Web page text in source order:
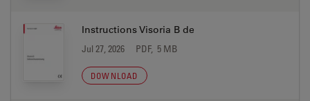
Instructions Visoria B de
Jul 27, 2026 PDF, 5 MB
DOWNLOAD